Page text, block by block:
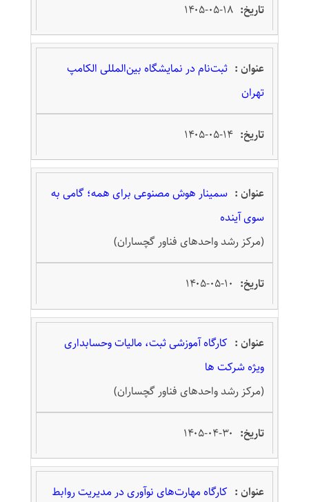
۱۴۰۵-۰۵-۱۸
ثبت‌نام در نمایشگاه بین‌المللی الکامپ
تهران
۱۴۰۵-۰۵-۱۴
سمینار هوش مصنوعی برای همه؛ گامی به
سوی آینده
(مرکز رشد واحدهای فناور گچساران)
۱۴۰۵-۰۵-۱۰
کارگاه آموزشی ثبت، مالیات وحسابداری
ویژه شرکت ها
(مرکز رشد واحدهای فناور گچساران)
۱۴۰۵-۰۴-۳۰
کارگاه مهارت‌های نوآوری در مدیریت روابط